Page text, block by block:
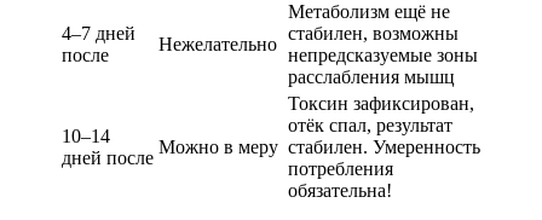
4–7 дней
после
Нежелательно
Метаболизм ещё не
стабилен, возможны
непредсказуемые зоны
расслабления мышц
10–14
дней после
Можно в меру
Токсин зафиксирован,
отёк спал, результат
стабилен. Умеренность
потребления
обязательна!